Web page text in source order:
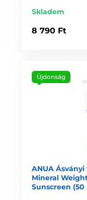
Skladem
8 790 Ft
Újdonság
ANUA
Mineral
Sunscreen (50